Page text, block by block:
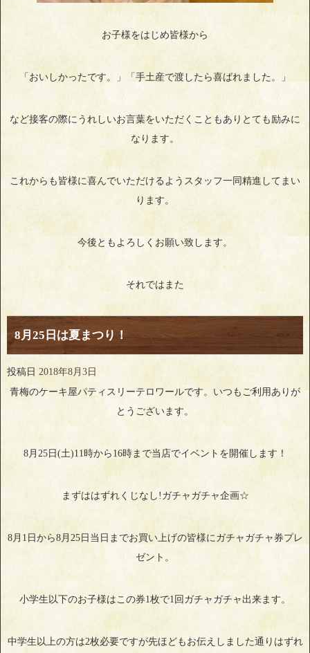
お子様をはじめ皆様から
「おいしかったです。」「手土産で渡したら喜ばれました。」
など接客の際にうれしいお言葉をいただくこともありとても励みに
なります。
これからも皆様に喜んでいただけるようスタッフ一同精進してまい
ります。
今後ともよろしくお願い致します。
それではまた
8月25日は夏まつり！
投稿日 2018年8月3日
青梅のケーキ屋パティスリーテロワールです。いつもご利用ありが
とうございます。
8月25日(土)11時から16時まで当店でイベントを開催します！
まずははずれくじなし!ガチャガチャ企画☆
8月1日から8月25日当日までお買い上げの皆様にガチャガチャ券プレ
ゼント。
小学生以下のお子様はこの券1枚で1回ガチャガチャ出来ます。
中学生以上の方は2枚必要ですが先ほどもお伝えしました通りはずれ